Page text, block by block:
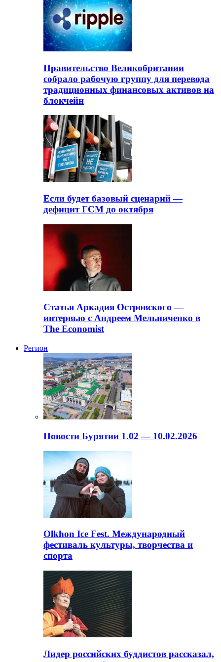
Правительство Великобритании
собрало рабочую группу для перевода
традиционных финансовых активов на
блокчейн
Если будет базовый сценарий —
дефицит ГСМ до октября
Статья Аркадия Островского —
интервью с Андреем Мельниченко в
The Economist
Регион
Новости Бурятии 1.02 — 10.02.2026
Olkhon Ice Fest. Международный
фестиваль культуры, творчества и
спорта
Лидер российских буддистов рассказал,